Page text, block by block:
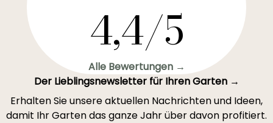
4,4/5
Alle Bewertungen →
Der Lieblingsnewsletter für Ihren Garten →
Erhalten Sie unsere aktuellen Nachrichten und Ideen,
damit Ihr Garten das ganze Jahr über davon profitiert.